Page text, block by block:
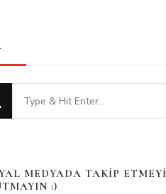
Looking
for
MEDYADA TAKİP ETMEYİ
:)